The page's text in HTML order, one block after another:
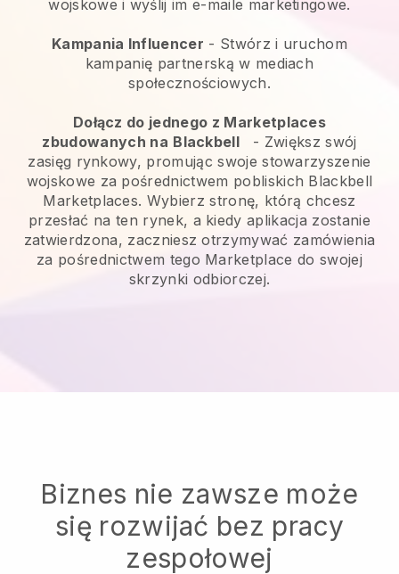
wojskowe i wyślij im e-maile marketingowe.
Kampania Influencer - Stwórz i uruchom
kampanię partnerską w mediach
społecznościowych.
Dołącz do jednego z Marketplaces
zbudowanych na Blackbell - Zwiększ swój
zasięg rynkowy, promując swoje stowarzyszenie
wojskowe za pośrednictwem pobliskich Blackbell
Marketplaces. Wybierz stronę, którą chcesz
przesłać na ten rynek, a kiedy aplikacja zostanie
zatwierdzona, zaczniesz otrzymywać zamówienia
za pośrednictwem tego Marketplace do swojej
skrzynki odbiorczej.
Biznes nie zawsze może
się rozwijać bez pracy
zespołowej